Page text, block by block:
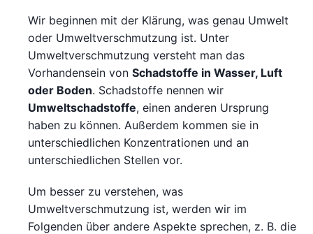
Wir beginnen mit der Klärung, was genau Umwelt
oder Umweltverschmutzung ist. Unter
Umweltverschmutzung versteht man das
Vorhandensein von Schadstoffe in Wasser, Luft
oder Boden. Schadstoffe nennen wir
Umweltschadstoffe, einen anderen Ursprung
haben zu können. Außerdem kommen sie in
unterschiedlichen Konzentrationen und an
unterschiedlichen Stellen vor.
Um besser zu verstehen, was
Umweltverschmutzung ist, werden wir im
Folgenden über andere Aspekte sprechen, z. B. die